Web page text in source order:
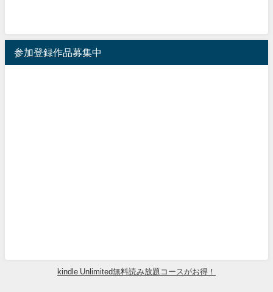
参加登録作品募集中
kindle Unlimited無料読み放題コースがお得！